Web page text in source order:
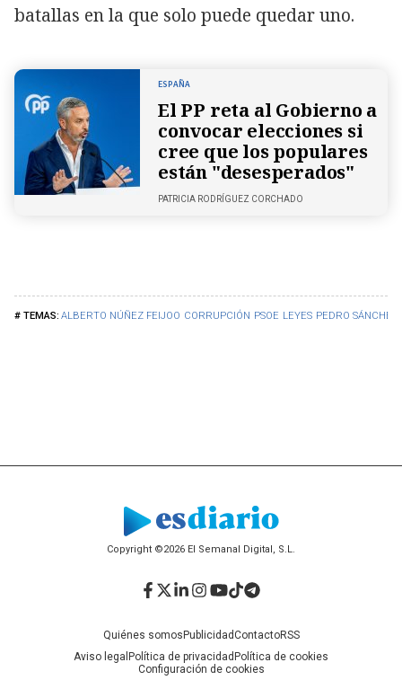
ALBERTO NÚÑEZ FEIJOO CORRUPCIÓN PSOE LEYES PEDRO SÁNCHEZ
batallas en la que solo puede quedar uno.
ESPAÑA
El PP reta al Gobierno a
convocar elecciones si
cree que los populares
están "desesperados"
PATRICIA RODRÍGUEZ CORCHADO
Copyright ©2026 El Semanal Digital, S.L.
Quiénes somosPublicidadContactoRSS
Aviso legal Política de privacidadPolítica de cookies
Configuración de cookies
Facebook
Twitter
LinkedIn
Instagram
YouTube
TikTok
Telegram